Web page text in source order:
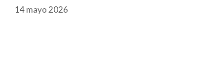
14 mayo 2026